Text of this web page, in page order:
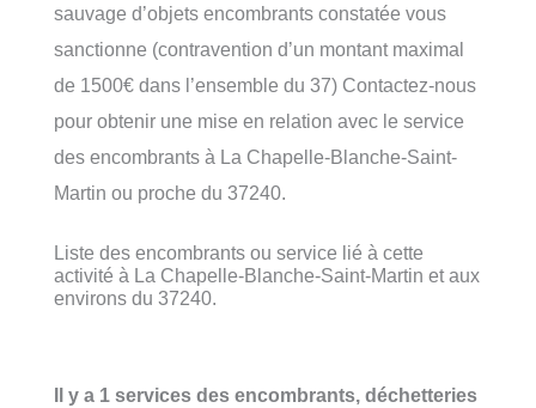
sauvage d’objets encombrants constatée vous
sanctionne (contravention d’un montant maximal
de 1500€ dans l’ensemble du 37) Contactez-nous
pour obtenir une mise en relation avec le service
des encombrants à La Chapelle-Blanche-Saint-
Martin ou proche du 37240.
Liste des encombrants ou service lié à cette
activité à La Chapelle-Blanche-Saint-Martin et aux
environs du 37240.
Il y a 1 services des encombrants, déchetteries